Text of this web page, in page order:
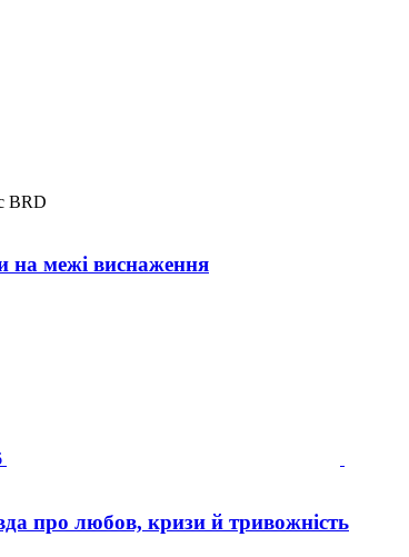
BRD
на межі виснаження
про любов, кризи й тривожність